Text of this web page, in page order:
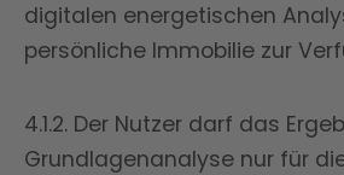
digitalen energetischen
persönliche Immobilie zur
4.1.2. Der Nutzer darf das
Grundlagenanalyse nur für